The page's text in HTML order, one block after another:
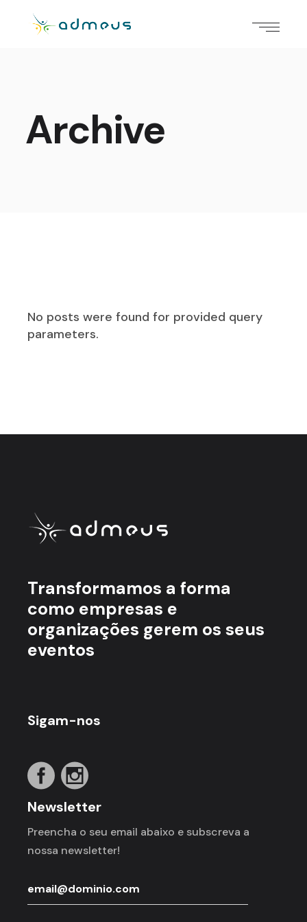
Archive
No posts were found for provided query
parameters.
Transformamos a forma
como empresas e
organizações gerem os seus
eventos
Sigam-nos
Newsletter
Preencha o seu email abaixo e subscreva a
nossa newsletter!